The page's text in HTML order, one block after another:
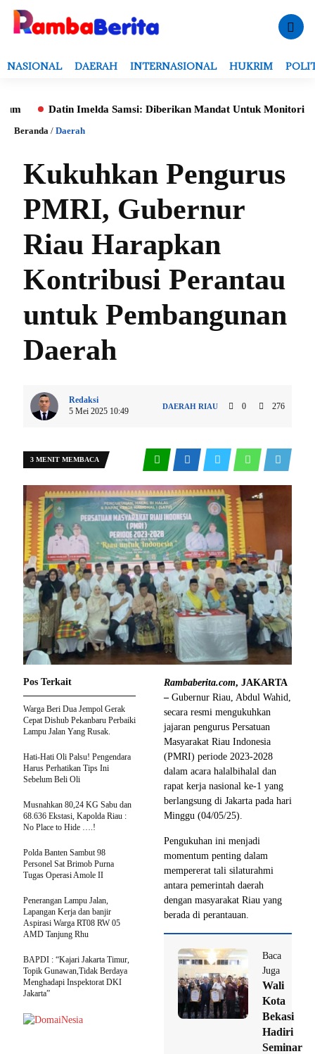
NASIONAL DAERAH INTERNASIONAL HUKRIM
Datin Imelda Samsi: Diberikan Mandat Untuk Monitoring
Beranda / Daerah
Kukuhkan Pengurus
PMRI, Gubernur
Riau Harapkan
Kontribusi Perantau
untuk Pembangunan
Daerah
Redaksi
5 Mei 2025 10:49
DAERAH RIAU 0 276
3 MENIT MEMBACA
Rambaberita.com, JAKARTA
– Gubernur Riau, Abdul Wahid,
secara resmi mengukuhkan
jajaran pengurus Persatuan
Masyarakat Riau Indonesia
(PMRI) periode 2023-2028
dalam acara halalbihalal dan
rapat kerja nasional ke-1 yang
berlangsung di Jakarta pada hari
Minggu (04/05/25).
Pengukuhan ini menjadi
momentum penting dalam
mempererat tali silaturahmi
antara pemerintah daerah
dengan masyarakat Riau yang
berada di perantauan.
Baca
Juga
Wali
Kota
Bekasi
Hadiri
Seminar
Pos Terkait
Warga Beri Dua Jempol Gerak
Cepat Dishub Pekanbaru Perbaiki
Lampu Jalan Yang Rusak.
Hati-Hati Oli Palsu! Pengendara
Harus Perhatikan Tips Ini
Sebelum Beli Oli
Musnahkan 80,24 KG Sabu dan
68.636 Ekstasi, Kapolda Riau :
No Place to Hide ….!
Polda Banten Sambut 98
Personel Sat Brimob Purna
Tugas Operasi Amole II
Penerangan Lampu Jalan,
Lapangan Kerja dan banjir
Aspirasi Warga RT08 RW 05
AMD Tanjung Rhu
BAPDI : “Kajari Jakarta Timur,
Topik Gunawan,Tidak Berdaya
Menghadapi Inspektorat DKI
Jakarta”